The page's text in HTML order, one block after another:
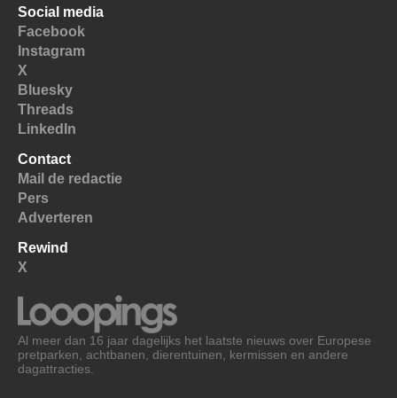
Social media
Facebook
Instagram
X
Bluesky
Threads
LinkedIn
Contact
Mail de redactie
Pers
Adverteren
Rewind
X
Al meer dan 16 jaar dagelijks het laatste nieuws over Europese
pretparken, achtbanen, dierentuinen, kermissen en andere
dagattracties.